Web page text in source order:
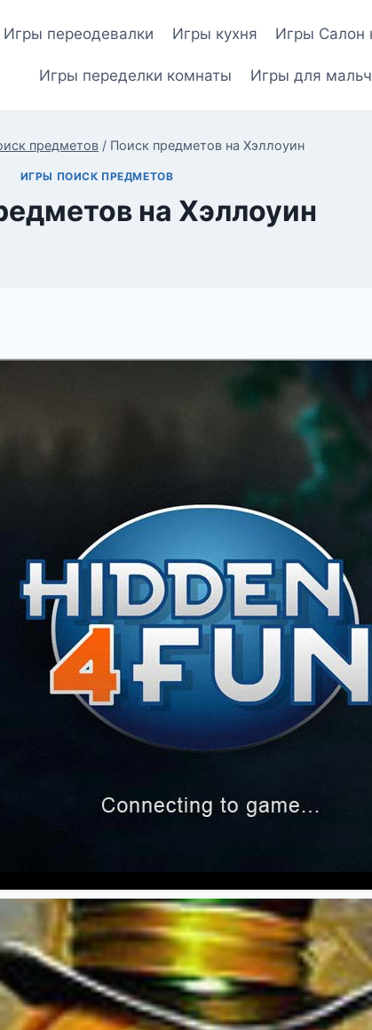
Игры переодевалки Игры кухня Игры Салон
Игры переделки комнаты Игры для
предметов / Поиск предметов на Хэллоуин
ИГРЫ ПОИСК ПРЕДМЕТОВ
на Хэллоуин